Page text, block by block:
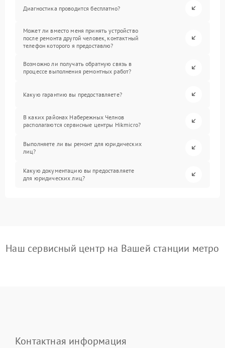
Диагностика проводится бесплатно?
Может ли вместо меня принять устройство
после ремонта другой человек, контактный
телефон которого я предоставлю?
Возможно ли получать обратную связь в
процессе выполнения ремонтных работ?
Какую гарантию вы предоставляете?
В каких районах Набережных Челнов
располагаются сервисные центры Hikmicro?
Выполняете ли вы ремонт для юридических
лиц?
Какую документацию вы предоставляете
для юридических лиц?
Наш сервисный центр на Вашей станции метро
Контактная информация